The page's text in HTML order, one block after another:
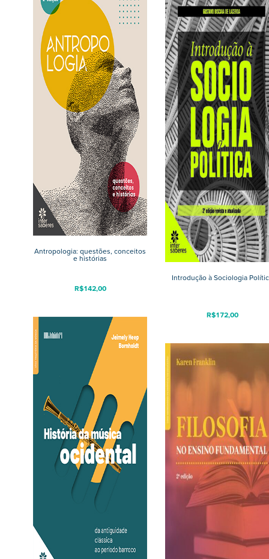
Antropologia: questões, conceitos
e histórias
R$142,00
Introdução à Sociologia
R$172,00